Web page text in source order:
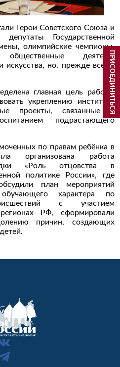
Герои Советского Союза и
Государственной
олимпийские чемпионы,
деятели,
искусства, но, прежде всего,
главная цель работы
укреплению института
проекты, связанные с
подрастающего
по правам ребёнка в
организована работа
«Роль отцовства в
политике России», где
план мероприятий
характера по
с участием
РФ, сформировали
причин, создающих
ПРИСОЕДИНИТЬСЯ